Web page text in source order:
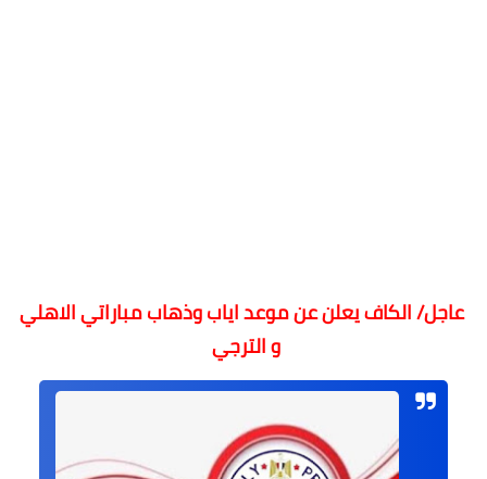
عاجل/ الكاف يعلن عن موعد اياب وذهاب مباراتي الاهلي
و الترجي